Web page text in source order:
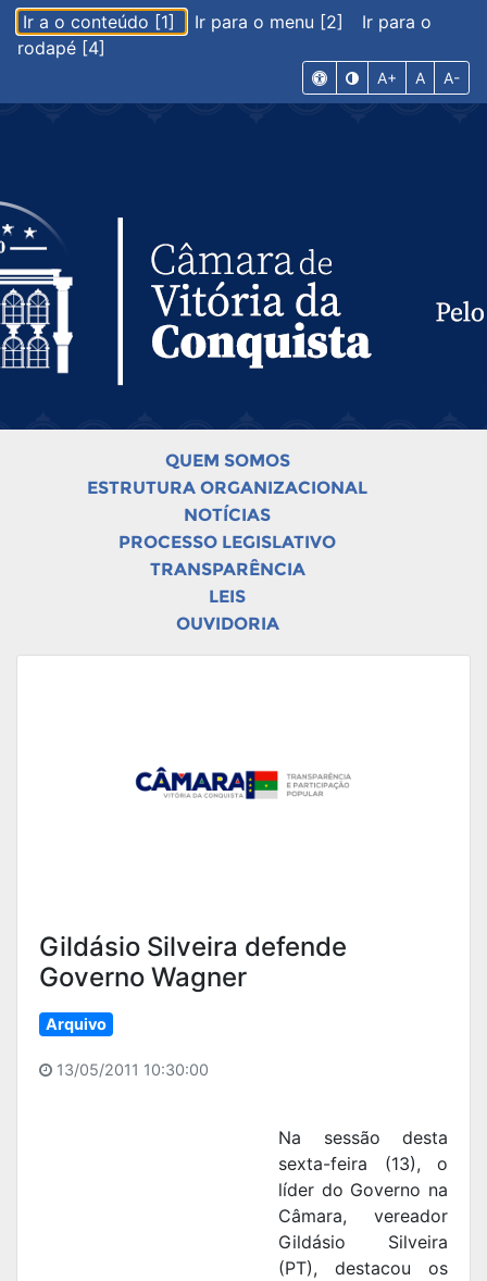
Ir a o conteúdo [1] Ir para o menu [2]
Ir para o
rodapé [4]
A+ A A-
QUEM SOMOS
ESTRUTURA ORGANIZACIONAL
NOTÍCIAS
PROCESSO LEGISLATIVO
TRANSPARÊNCIA
LEIS
OUVIDORIA
Gildásio Silveira defende
Governo Wagner
Arquivo
13/05/2011 10:30:00
Na sessão desta
sexta-feira (13), o
líder do Governo na
Câmara, vereador
Gildásio Silveira
(PT), destacou os